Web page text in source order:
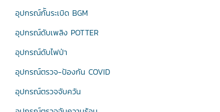
อุปกรณ์กัันระเบิด BGM
อุปกรณ์ดับเพลิง POTTER
อุปกรณ์ดับไฟป่า
อุปกรณ์ตรวจ-ป้องกัน COVID
อุปกรณ์ตรวจจับควัน